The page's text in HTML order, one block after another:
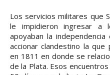
Los servicios militares que
le impidieron ingresar a
apoyaban la
accionar clandestino la
en 1811 en donde se
de la Plata. Esos